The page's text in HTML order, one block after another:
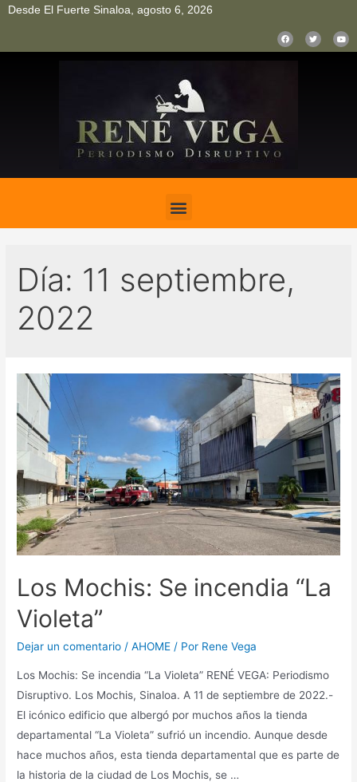
Desde El Fuerte Sinaloa, agosto 6, 2026
Día: 11 septiembre,
2022
Los Mochis: Se incendia “La
Violeta”
Dejar un comentario /AHOME / Por Rene Vega
Los Mochis: Se incendia “La Violeta” RENÉ VEGA: Periodismo
Disruptivo. Los Mochis, Sinaloa. A 11 de septiembre de 2022.-
El icónico edificio que albergó por muchos años la tienda
departamental “La Violeta” sufrió un incendio. Aunque desde
hace muchos años, esta tienda departamental que es parte de
la historia de la ciudad de Los Mochis, se …